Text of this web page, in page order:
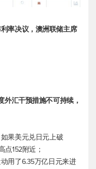
率决议，澳洲联储主席
外汇干预措施不可持续，
果美元兑日元上破
点152附近；
用了6.35万亿日元来进